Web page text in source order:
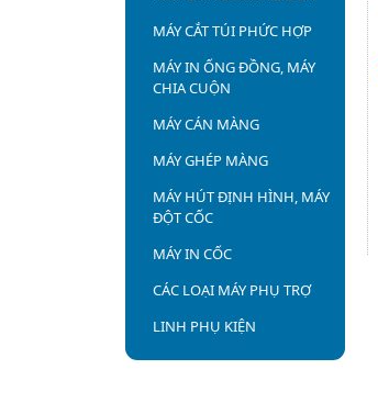
MÁY CẮT TÚI PHỨC HỢP
MÁY IN ỐNG ĐỒNG, MÁY
CHIA CUỘN
MÁY CÁN MÀNG
MÁY GHÉP MÀNG
MÁY HÚT ĐỊNH HÌNH, MÁY
ĐỘT CỐC
MÁY IN CỐC
CÁC LOẠI MÁY PHỤ TRỢ
LINH PHỤ KIỆN